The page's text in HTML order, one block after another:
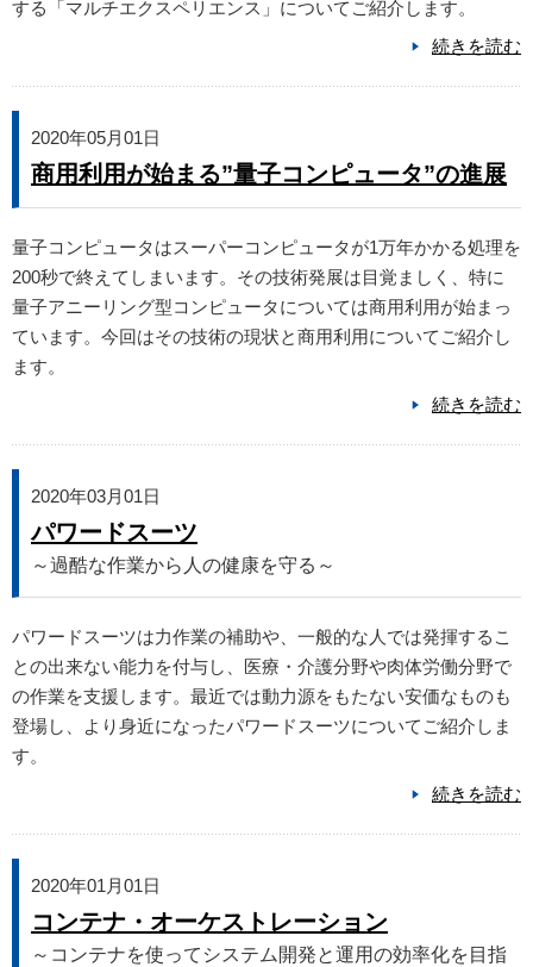
する「マルチエクスペリエンス」についてご紹介します。
続きを読む
2020年05月01日
商用利用が始まる”量子コンピュータ”の進展
量子コンピュータはスーパーコンピュータが1万年かかる処理を
200秒で終えてしまいます。その技術発展は目覚ましく、特に
量子アニーリング型コンピュータについては商用利用が始まっ
ています。今回はその技術の現状と商用利用についてご紹介し
ます。
続きを読む
2020年03月01日
パワードスーツ
～過酷な作業から人の健康を守る～
パワードスーツは力作業の補助や、一般的な人では発揮するこ
との出来ない能力を付与し、医療・介護分野や肉体労働分野で
の作業を支援します。最近では動力源をもたない安価なものも
登場し、より身近になったパワードスーツについてご紹介しま
す。
続きを読む
2020年01月01日
コンテナ・オーケストレーション
～コンテナを使ってシステム開発と運用の効率化を目指